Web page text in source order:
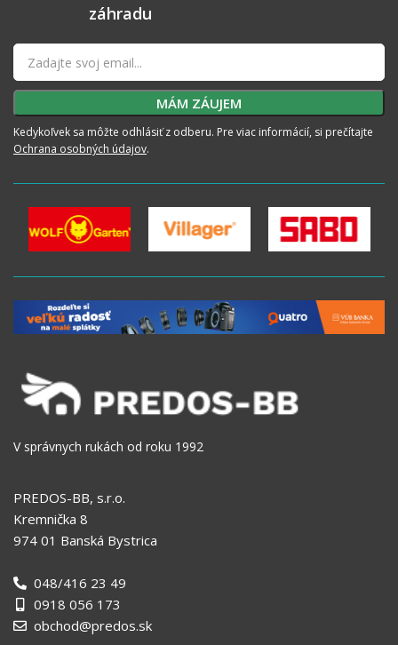
záhradu
Kedykoľvek sa môžte odhlásiť z odberu. Pre viac informácií, si prečítajte
Ochrana osobných údajov.
V správnych rukách od roku 1992
PREDOS-BB, s.r.o.
Kremnička 8
974 01 Banská Bystrica
048/416 23 49
0918 056 173
obchod@predos.sk